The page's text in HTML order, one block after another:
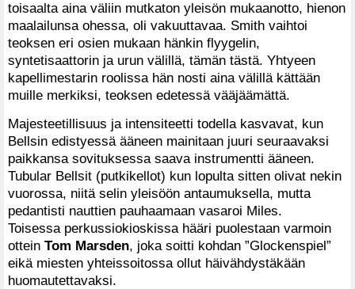
toisaalta aina väliin mutkaton yleisön mukaanotto, hienon
maalailunsa ohessa, oli vakuuttavaa. Smith vaihtoi
teoksen eri osien mukaan hänkin flyygelin,
syntetisaattorin ja urun välillä, tämän tästä. Yhtyeen
kapellimestarin roolissa hän nosti aina välillä kättään
muille merkiksi, teoksen edetessä vääjäämättä.
Majesteetillisuus ja intensiteetti todella kasvavat, kun
Bellsin edistyessä ääneen mainitaan juuri seuraavaksi
paikkansa sovituksessa saava instrumentti ääneen.
Tubular Bellsit (putkikellot) kun lopulta sitten olivat nekin
vuorossa, niitä selin yleisöön antaumuksella, mutta
pedantisti nauttien pauhaamaan vasaroi Miles.
Toisessa perkussiokioskissa hääri puolestaan varmoin
ottein Tom Marsden, joka soitti kohdan ”Glockenspiel”
eikä miesten yhteissoitossa ollut häivähdystäkään
huomautettavaksi.